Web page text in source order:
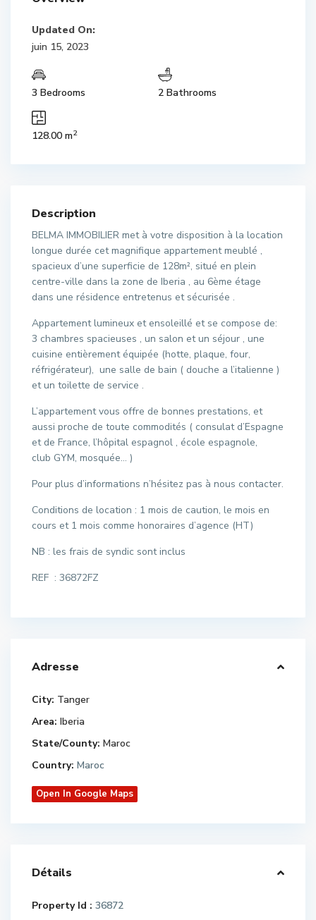
Updated On:
juin 15, 2023
3 Bedrooms 2 Bathrooms
128.00 m2
Description
BELMA IMMOBILIER met à votre disposition à la location
longue durée cet magnifique appartement meublé ,
spacieux d’une superficie de 128m², situé en plein
centre-ville dans la zone de Iberia , au 6ème étage
dans une résidence entretenus et sécurisée .
Appartement lumineux et ensoleillé et se compose de:
3 chambres spacieuses , un salon et un séjour , une
cuisine entièrement équipée (hotte, plaque, four,
réfrigérateur), une salle de bain ( douche a l’italienne )
et un toilette de service .
L’appartement vous offre de bonnes prestations, et
aussi proche de toute commodités ( consulat d’Espagne
et de France, l’hôpital espagnol , école espagnole,
club GYM, mosquée… )
Pour plus d’informations n’hésitez pas à nous contacter.
Conditions de location : 1 mois de caution, le mois en
cours et 1 mois comme honoraires d’agence (HT)
NB : les frais de syndic sont inclus
REF : 36872FZ
Adresse
City: Tanger
Area: Iberia
State/County: Maroc
Country: Maroc
Open In Google Maps
Détails
Property Id : 36872